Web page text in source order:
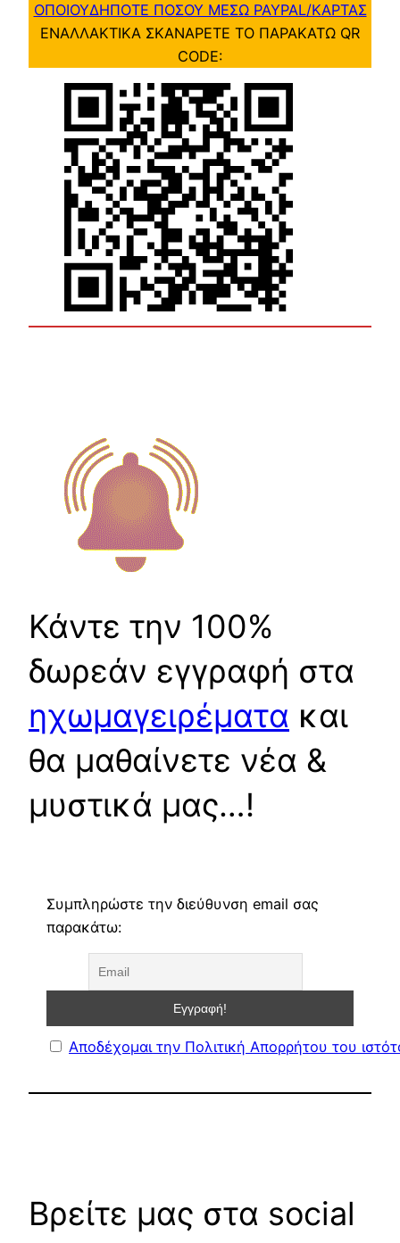
ΟΠΟΙΟΥΔΗΠΟΤΕ ΠΟΣΟΥ ΜΕΣΩ PAYPAL/ΚΑΡΤΑΣ
ΕΝΑΛΛΑΚΤΙΚΑ ΣΚΑΝΑΡΕΤΕ ΤΟ ΠΑΡΑΚΑΤΩ QR
CODE:
Κάντε την 100%
δωρεάν εγγραφή στα
ηχωμαγειρέματα και
θα μαθαίνετε νέα &
μυστικά μας…!
Συμπληρώστε την διεύθυνση email σας
παρακάτω:
Αποδέχομαι την Πολιτική Απορρήτου του
Βρείτε μας στα social